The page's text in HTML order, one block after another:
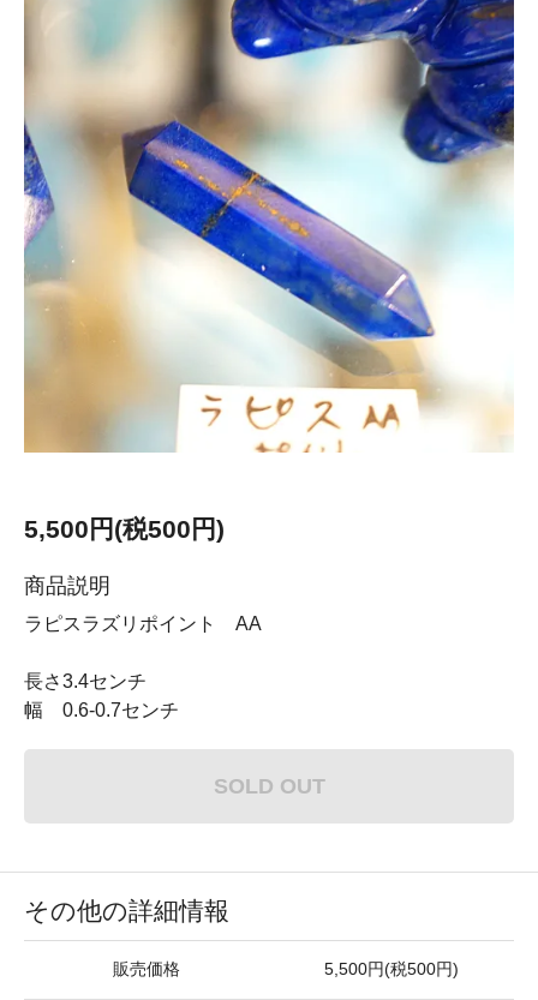
5,500円(税500円)
商品説明
ラピスラズリポイント AA
長さ3.4センチ
幅 0.6-0.7センチ
SOLD OUT
その他の詳細情報
販売価格 5,500円(税500円)